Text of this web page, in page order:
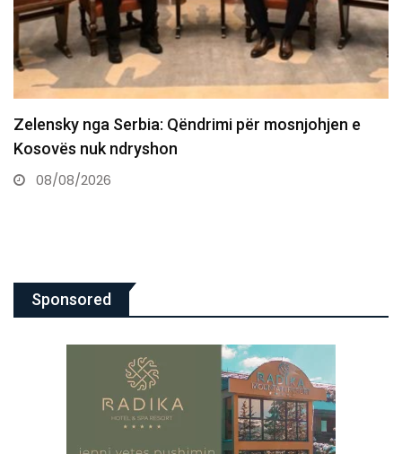
Aksident i rëndë në Prishtinë, një i vdekur dhe një…
08/08/2026
Sponsored